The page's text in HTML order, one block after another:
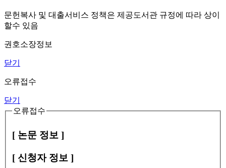
문헌복사 및 대출서비스 정책은 제공도서관 규정에 따라 상이
할수 있음
권호소장정보
닫기
오류접수
닫기
오류접수
[ 논문 정보 ]
[ 신청자 정보 ]